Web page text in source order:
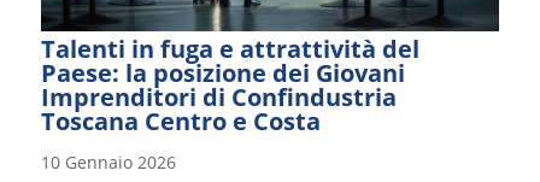
Talenti in fuga e attrattività del
Paese: la posizione dei Giovani
Imprenditori di Confindustria
Toscana Centro e Costa
10 Gennaio 2026